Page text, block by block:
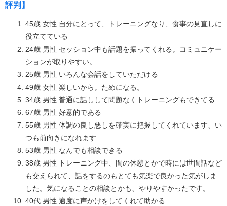
評判】
45歳 女性 自分にとって、トレーニングなり、食事の見直しに
役立てている
24歳 男性 セッション中も話題を振ってくれる。コミュニケー
ションが取りやすい。
25歳 男性 いろんな会話をしていただける
49歳 女性 楽しいから。ためになる。
34歳 男性 普通に話しして問題なくトレーニングもできてる
67歳 男性 好意的である
55歳 男性 体調の良し悪しを確実に把握してくれています、い
つも前向きになれます
53歳 男性 なんでも相談できる
38歳 男性 トレーニング中、間の休憩とかで時には世間話など
も交えられて、話をするのもとても気楽で良かった気がしま
した。気になることの相談とかも、やりやすかったです。
40代 男性 適度に声かけをしてくれて助かる